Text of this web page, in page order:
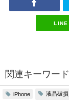
LINE
関連キーワード
iPhone 液晶破損